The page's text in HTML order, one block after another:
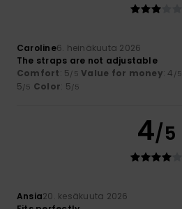
Caroline6. heinäkuuta 2026
The straps are not adjustable
Comfort: 5/5 Value for money: 4 /5
5/5 Color: 5/5
4/5
Ansia20. kesäkuuta 2026